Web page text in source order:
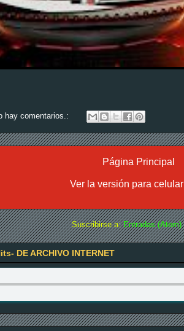
hay comentarios.:
Página Principal
Ver la versión para celular
Suscribirse a:Entradas (Atom)
DE ARCHIVO INTERNET